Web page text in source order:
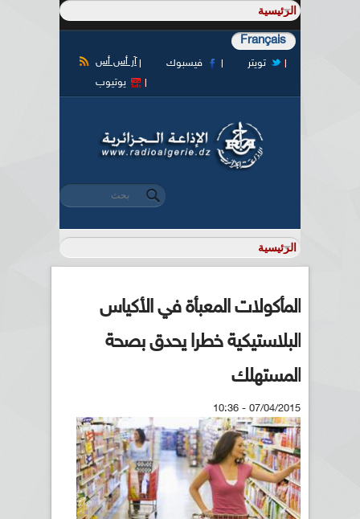
Français
آر أس أس فيسبوك
تويتر
يوتيوب
استمارة البحث
‏بحث ‏
المأكولات المعبأة في الأكياس
البلاستيكية خطرا يحدق بصحة
المستهلك
07/04/2015 - 10:36